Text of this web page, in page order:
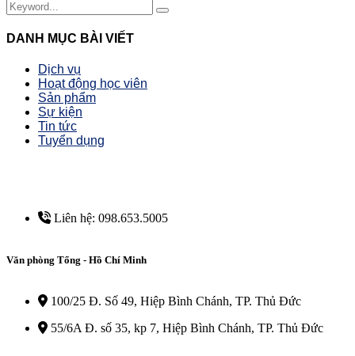
DANH MỤC BÀI VIẾT
Dịch vụ
Hoạt động học viên
Sản phẩm
Sự kiện
Tin tức
Tuyển dụng
Liên hệ: 098.653.5005
Văn phòng Tổng - Hồ Chí Minh
100/25 Đ. Số 49, Hiệp Bình Chánh, TP. Thủ Đức
55/6A Đ. số 35, kp 7, Hiệp Bình Chánh, TP. Thủ Đức